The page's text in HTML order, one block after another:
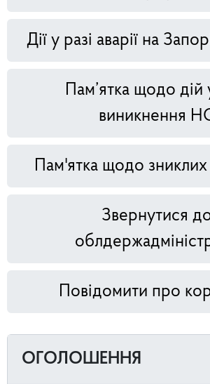
Дії у разі аварії на
Пам’ятка щодо дій
виникнення
Пам'ятка щодо зниклих
Звернутися
Повідомити про
ОГОЛОШЕННЯ